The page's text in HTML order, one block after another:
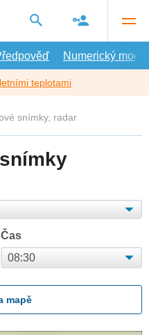
Numerický model
teplotami
snímky, radar
Čas
mapě